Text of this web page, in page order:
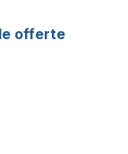
offerte